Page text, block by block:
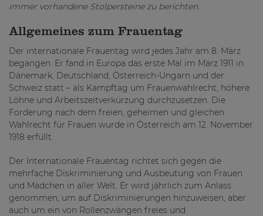
immer vorhandene Stolpersteine zu berichten.
Allgemeines zum Frauentag
Der internationale Frauentag wird jedes Jahr am 8. März
begangen. Er fand in Europa das erste Mal im März 1911 in
Dänemark, Deutschland, Österreich-Ungarn und der
Schweiz statt – als Kampftag um Frauenwahlrecht, höhere
Löhne und Arbeitszeitverkürzung durchzusetzen. Die
Forderung nach dem freien, geheimen und gleichen
Wahlrecht für Frauen wurde in Österreich am 12. November
1918 erfüllt.
Der Internationale Frauentag richtet sich gegen die
mehrfache Diskriminierung und Ausbeutung von Frauen
und Mädchen in aller Welt. Er wird jährlich zum Anlass
genommen, um auf Diskriminierungen hinzuweisen, aber
auch um ein von Rollenzwängen freies und